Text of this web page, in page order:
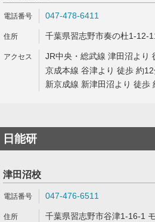
047-478-6411
千葉県習志野市奏の杜1-12-
JR中央・総武線 津田沼より
京成本線 谷津より 徒歩 約
新京成線 新津田沼より 徒歩
日能研
津田沼校
047-476-6511
千葉県習志野市谷津1-16-1